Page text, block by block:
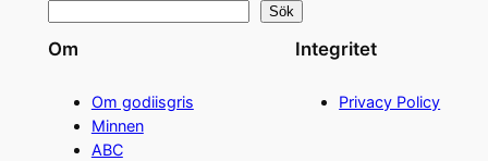
Sök
Om
Om godiisgris
Minnen
ABC
Integritet
Privacy Policy